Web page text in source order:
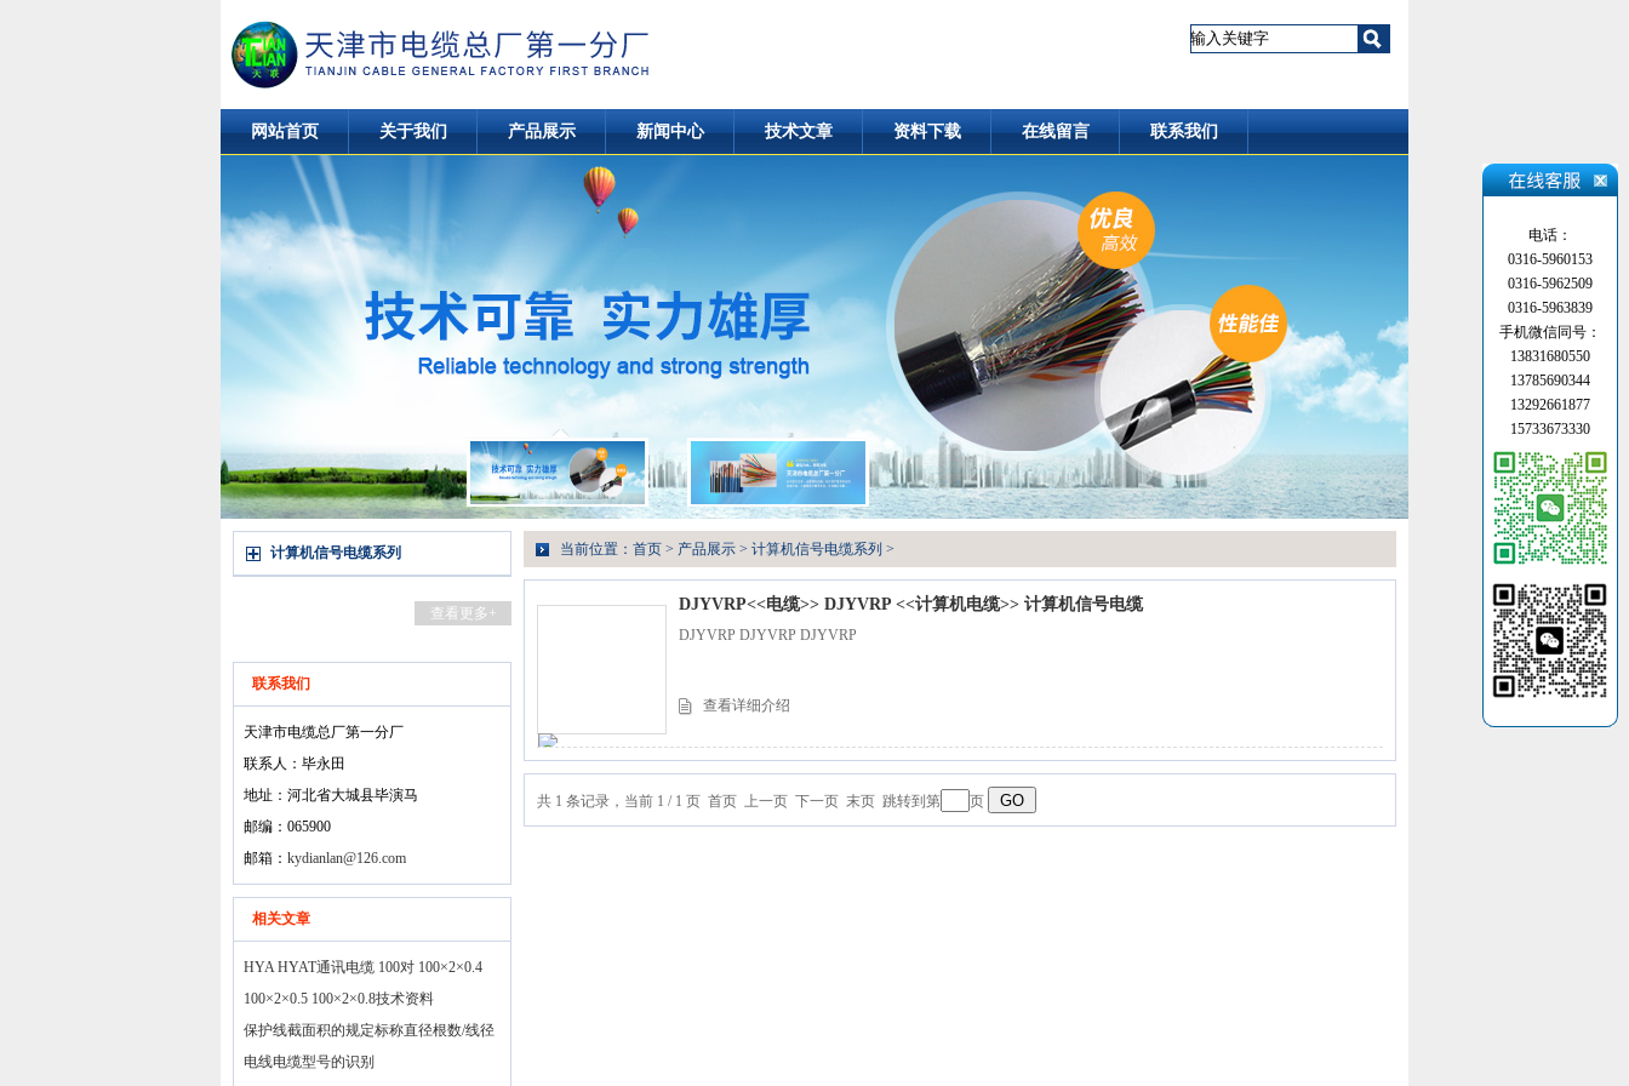
网站首页 关于我们 产品展示 新闻中心 技术文章 资料下载 在线留言 联系我们
计算机信号电缆系列
查看更多+
联系我们
天津市电缆总厂第一分厂
联系人：毕永田
地址：河北省大城县毕演马
邮编：065900
邮箱： kydianlan@126.com
相关文章
HYA HYAT通讯电缆 100对 100×2×0.4
100×2×0.5 100×2×0.8技术资料
保护线截面积的规定标称直径根数/线径
电线电缆型号的识别
当前位置： 首页 > 产品展示 > 计算机信号电缆系列 >
DJYVRP<<电缆>> DJYVRP <<计算机电缆>> 计算机信号电缆
DJYVRP DJYVRP DJYVRP
查看详细介绍
共 1 条记录，当前 1 / 1 页 首页 上一页 下一页 末页 跳转到第 页
电话：
0316-5960153
0316-5962509
0316-5963839
手机微信同号：
13831680550
13785690344
13292661877
15733673330